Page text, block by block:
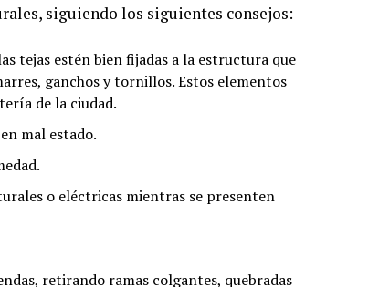
siguiendo los siguientes consejos:
tejas estén bien fijadas a la estructura que
ganchos y tornillos. Estos elementos
de la ciudad.
mal estado.
o eléctricas mientras se presenten
retirando ramas colgantes, quebradas